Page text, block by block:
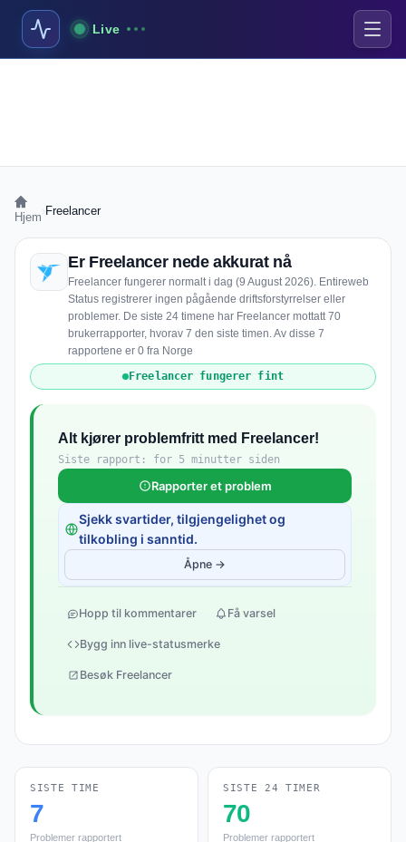
Live
Hjem Freelancer
Er Freelancer nede akkurat nå
Freelancer fungerer normalt i dag (9 August 2026). Entireweb
Status registrerer ingen pågående driftsforstyrrelser eller
problemer. De siste 24 timene har Freelancer mottatt 70
brukerrapporter, hvorav 7 den siste timen. Av disse 7
rapportene er 0 fra Norge
Freelancer fungerer fint
Alt kjører problemfritt med Freelancer!
Siste rapport: for 5 minutter siden
Rapporter et problem
Sjekk svartider, tilgjengelighet og
tilkobling i sanntid.
Åpne →
Hopp til kommentarer Få varsel
Bygg inn live-statusmerke
Besøk Freelancer
SISTE TIME
7
Problemer rapportert
SISTE 24 TIMER
70
Problemer rapportert